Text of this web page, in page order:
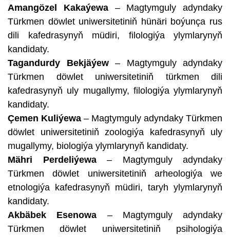
Amangözel Kakaýewa– Magtymguly adyndaky
Türkmen döwlet uniwersitetiniň hünäri boýunça rus
dili kafedrasynyň müdiri, filologiýa ylymlarynyň
kandidaty.
Tagandurdy Bekjäýew– Magtymguly adyndaky
Türkmen döwlet uniwersitetiniň türkmen dili
kafedrasynyň uly mugallymy, filologiýa ylymlarynyň
kandidaty.
Çemen Kuliýewa – Magtymguly adyndaky Türkmen
döwlet uniwersitetiniň zoologiýa kafedrasynyň uly
mugallymy, biologiýa ylymlarynyň kandidaty.
Mähri Perdeliýewa– Magtymguly adyndaky
Türkmen döwlet uniwersitetiniň arheologiýa we
etnologiýa kafedrasynyň müdiri, taryh ylymlarynyň
kandidaty.
Akbäbek Esenowa – Magtymguly adyndaky
Türkmen döwlet uniwersitetiniň psihologiýa